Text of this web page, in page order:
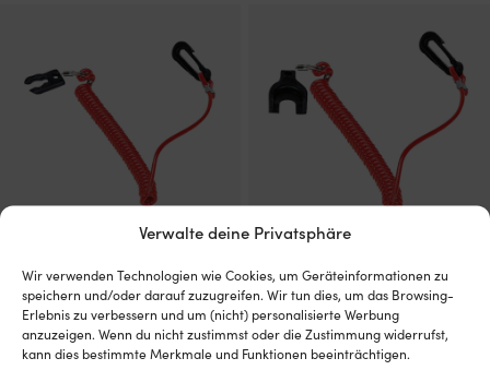
Verwalte deine Privatsphäre
Wir verwenden Technologien wie Cookies, um Geräteinformationen zu
speichern und/oder darauf zuzugreifen. Wir tun dies, um das Browsing-
Erlebnis zu verbessern und um (nicht) personalisierte Werbung
anzuzeigen. Wenn du nicht zustimmst oder die Zustimmung widerrufst,
kann dies bestimmte Merkmale und Funktionen beeinträchtigen.
Honda/Johnson/Evinrude/OMC
10,02€
2 VORRÄTIG (KANN NACHBESTELLT
WERDEN)
10,02€
MwSt. inkl.
1 VORRÄTIG (KANN NACHBESTELLT
WERDEN)